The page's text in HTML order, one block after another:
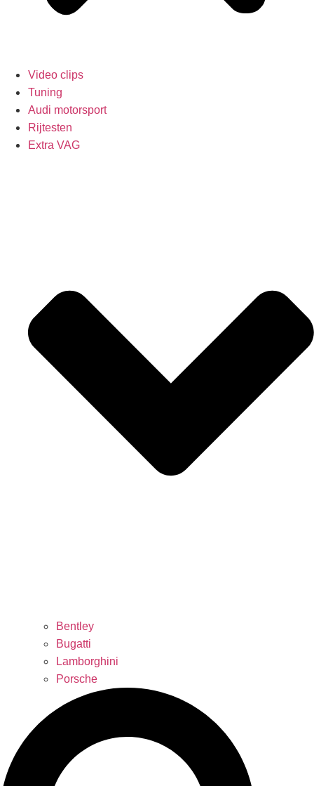
Video clips
Tuning
Audi motorsport
Rijtesten
Extra VAG
Bentley
Bugatti
Lamborghini
Porsche